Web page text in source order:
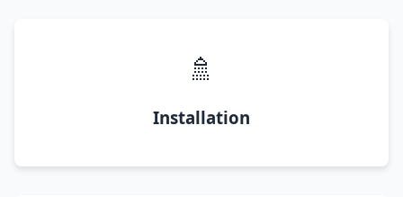
🚿
Installation